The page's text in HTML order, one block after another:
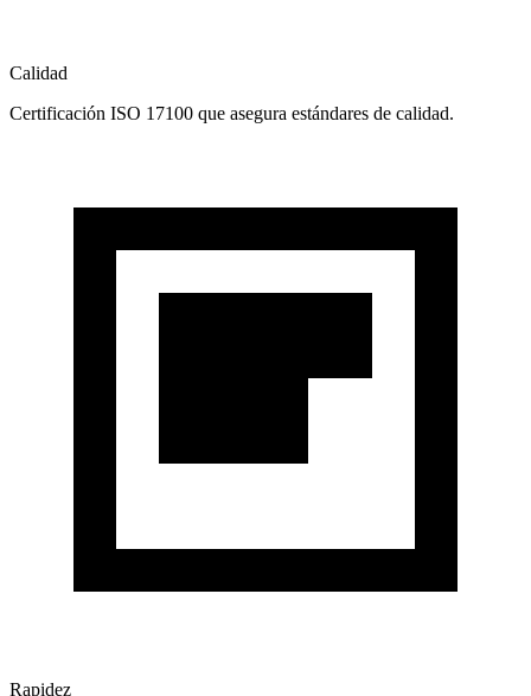
Calidad
Certificación ISO 17100 que asegura estándares de calidad.
Rapidez